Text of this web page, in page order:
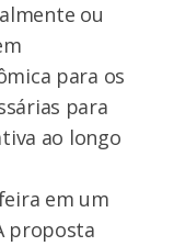
ou
para os
para
ao longo
em um
proposta